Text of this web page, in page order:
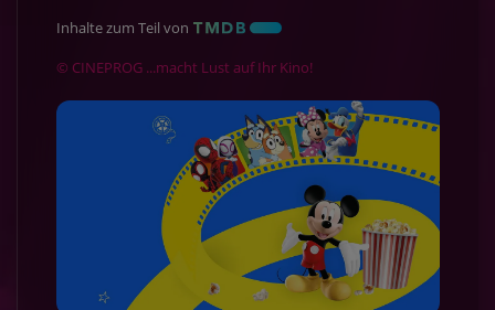
Inhalte zum Teil von
© CINEPROG ...macht Lust auf Ihr Kino!